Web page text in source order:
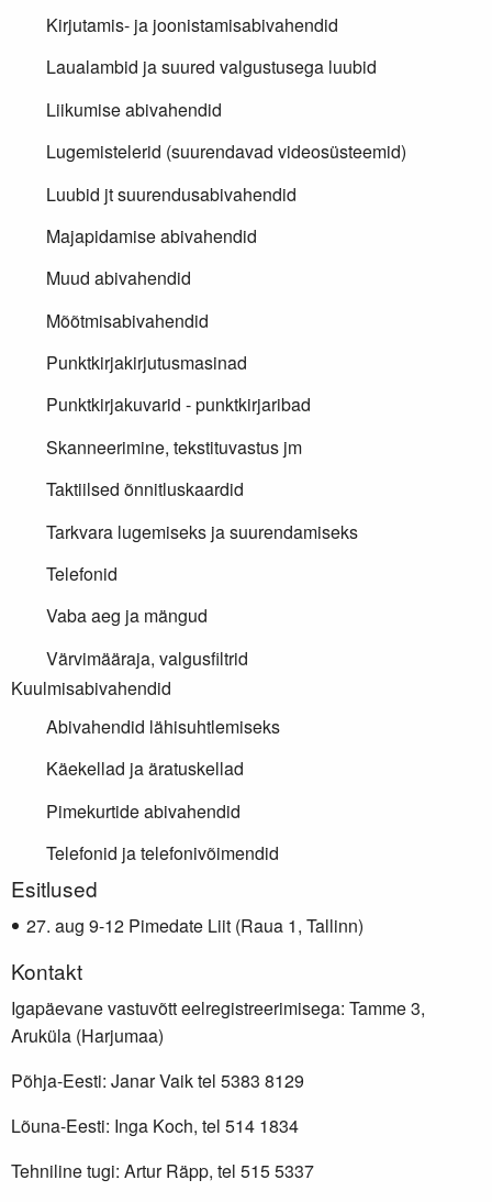
Kirjutamis- ja joonistamisabivahendid
Laualambid ja suured valgustusega luubid
Liikumise abivahendid
Lugemistelerid (suurendavad videosüsteemid)
Luubid jt suurendusabivahendid
Majapidamise abivahendid
Muud abivahendid
Mõõtmisabivahendid
Punktkirjakirjutusmasinad
Punktkirjakuvarid - punktkirjaribad
Skanneerimine, tekstituvastus jm
Taktiilsed õnnitluskaardid
Tarkvara lugemiseks ja suurendamiseks
Telefonid
Vaba aeg ja mängud
Värvimääraja, valgusfiltrid
Kuulmisabivahendid
Abivahendid lähisuhtlemiseks
Käekellad ja äratuskellad
Pimekurtide abivahendid
Telefonid ja telefonivõimendid
Lisainfo
Esitlused
aug 9-12 Pimedate Liit (Raua 1, Tallinn)
Kontakt
Igapäevane vastuvõtt eelregistreerimisega: Tamme 3,
Aruküla (Harjumaa)
Põhja-Eesti: Janar Vaik tel 5383 8129
Lõuna-Eesti: Inga Koch, tel 514 1834
Tehniline tugi: Artur Räpp, tel 515 5337